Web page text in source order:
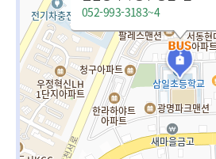
052-993-3183~4